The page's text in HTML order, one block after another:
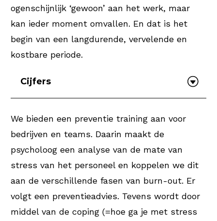
ogenschijnlijk ‘gewoon’ aan het werk, maar
kan ieder moment omvallen. En dat is het
begin van een langdurende, vervelende en
kostbare periode.
Cijfers
We bieden een preventie training aan voor
bedrijven en teams. Daarin maakt de
psycholoog een analyse van de mate van
stress van het personeel en koppelen we dit
aan de verschillende fasen van burn-out. Er
volgt een preventieadvies. Tevens wordt door
middel van de coping (=hoe ga je met stress